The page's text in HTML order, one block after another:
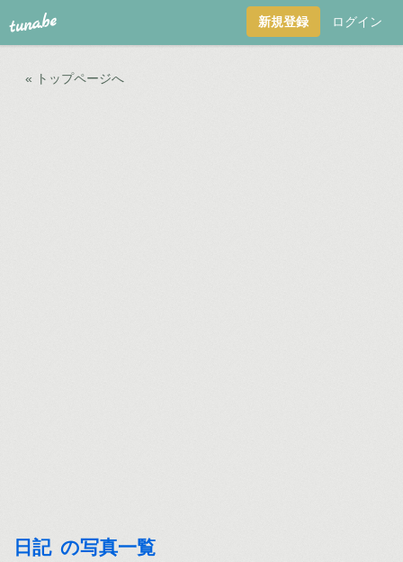
tuna.be 新規登録 ログイン
« トップページへ
日記 の写真一覧